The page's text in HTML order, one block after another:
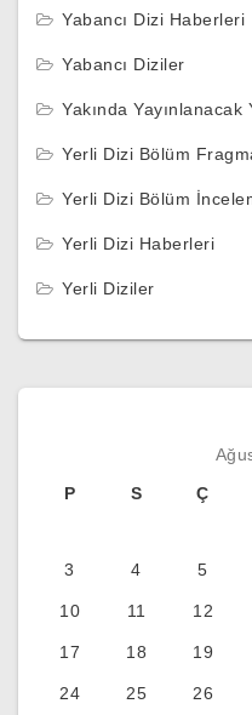
Yabancı Dizi Haberleri
Yabancı Diziler
Yakında Yayınlanacak
Yerli Dizi Bölüm
Yerli Dizi Bölüm
Yerli Dizi Haberleri
Yerli Diziler
P
S Ç
3 4 5
10 11 12
17 18 19
24 25 26